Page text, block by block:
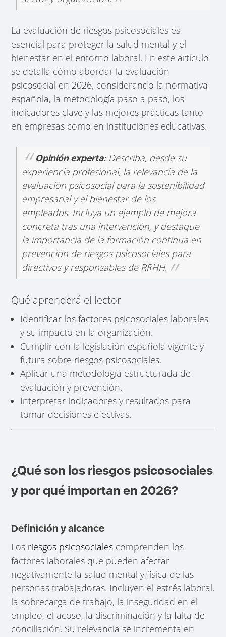
La evaluación de riesgos psicosociales es
esencial para proteger la salud mental y el
bienestar en el entorno laboral. En este artículo
se detalla cómo abordar la evaluación
psicosocial en 2026, considerando la normativa
española, la metodología paso a paso, los
indicadores clave y las mejores prácticas tanto
en empresas como en instituciones educativas.
Opinión experta: Describa, desde su
experiencia profesional, la relevancia de la
evaluación psicosocial para la sostenibilidad
empresarial y el bienestar de los
empleados. Incluya un ejemplo de mejora
concreta tras una intervención, y destaque
la importancia de la formación continua en
prevención de riesgos psicosociales para
directivos y responsables de RRHH.
Qué aprenderá el lector
Identificar los factores psicosociales laborales
y su impacto en la organización.
Cumplir con la legislación española vigente y
futura sobre riesgos psicosociales.
Aplicar una metodología estructurada de
evaluación y prevención.
Interpretar indicadores y resultados para
tomar decisiones efectivas.
¿Qué son los riesgos psicosociales
y por qué importan en 2026?
Definición y alcance
Los riesgos psicosociales comprenden los
factores laborales que pueden afectar
negativamente la salud mental y física de las
personas trabajadoras. Incluyen el estrés laboral,
la sobrecarga de trabajo, la inseguridad en el
empleo, el acoso, la discriminación y la falta de
conciliación. Su relevancia se incrementa en